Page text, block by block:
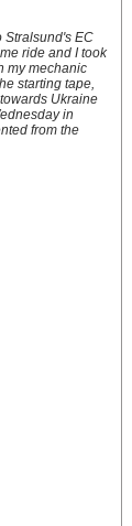
Stralsund's EC
ride and I took
my mechanic
starting tape,
Ukraine
in
from the